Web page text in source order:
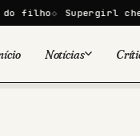
Supergirl chega às
Notícias